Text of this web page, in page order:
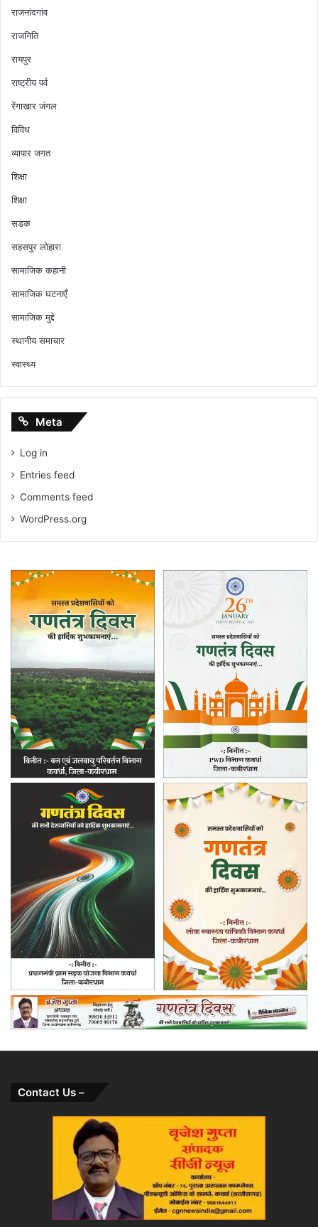
राजनांदगांव
राजनिति
रायपुर
राष्ट्रीय पर्व
रेंगाखार जंगल
विविध
व्यापार जगत
शिक्षा
शिक्षा
सडक
सहसपुर लोहारा
सामाजिक कहानी
सामाजिक घटनाएँ
सामाजिक मुद्दे
स्थानीय समाचार
स्वास्थ्य
Meta
Log in
Entries feed
Comments feed
WordPress.org
Contact Us –